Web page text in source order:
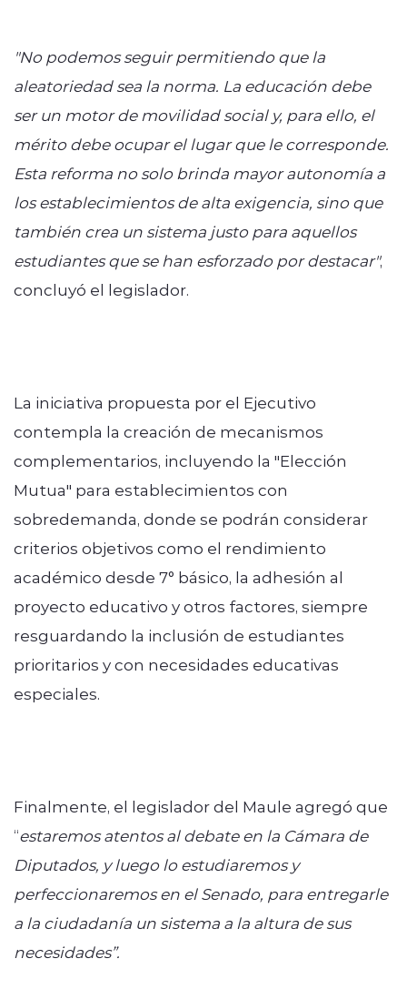
"No podemos seguir permitiendo que la
aleatoriedad sea la norma. La educación debe
ser un motor de movilidad social y, para ello, el
mérito debe ocupar el lugar que le corresponde.
Esta reforma no solo brinda mayor autonomía a
los establecimientos de alta exigencia, sino que
también crea un sistema justo para aquellos
estudiantes que se han esforzado por destacar",
concluyó el legislador.
La iniciativa propuesta por el Ejecutivo
contempla la creación de mecanismos
complementarios, incluyendo la "Elección
Mutua" para establecimientos con
sobredemanda, donde se podrán considerar
criterios objetivos como el rendimiento
académico desde 7° básico, la adhesión al
proyecto educativo y otros factores, siempre
resguardando la inclusión de estudiantes
prioritarios y con necesidades educativas
especiales.
Finalmente, el legislador del Maule agregó que
“estaremos atentos al debate en la Cámara de
Diputados, y luego lo estudiaremos y
perfeccionaremos en el Senado, para entregarle
a la ciudadanía un sistema a la altura de sus
necesidades”.